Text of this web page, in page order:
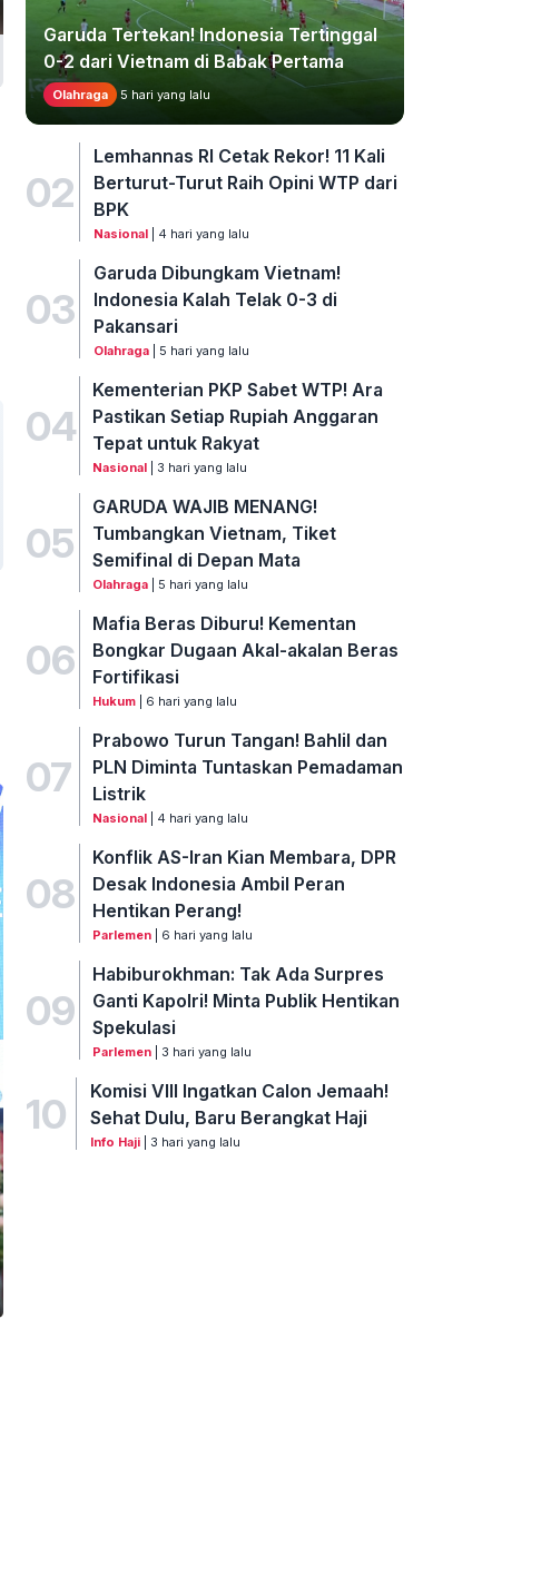
Garuda Tertekan! Indonesia Tertinggal
0-2 dari Vietnam di Babak Pertama
Olahraga 5 hari yang lalu
02
Lemhannas RI Cetak Rekor! 11 Kali
Berturut-Turut Raih Opini WTP dari
BPK
Nasional| 4 hari yang lalu
03
Garuda Dibungkam Vietnam!
Indonesia Kalah Telak 0-3 di
Pakansari
Olahraga| 5 hari yang lalu
04
Kementerian PKP Sabet WTP! Ara
Pastikan Setiap Rupiah Anggaran
Tepat untuk Rakyat
Nasional | 3 hari yang lalu
05
GARUDA WAJIB MENANG!
Tumbangkan Vietnam, Tiket
Semifinal di Depan Mata
Olahraga | 5 hari yang lalu
06
Mafia Beras Diburu! Kementan
Bongkar Dugaan Akal-akalan Beras
Fortifikasi
Hukum | 6 hari yang lalu
07
Prabowo Turun Tangan! Bahlil dan
PLN Diminta Tuntaskan Pemadaman
Listrik
Nasional | 4 hari yang lalu
08
Konflik AS-Iran Kian Membara, DPR
Desak Indonesia Ambil Peran
Hentikan Perang!
Parlemen | 6 hari yang lalu
09
Habiburokhman: Tak Ada Surpres
Ganti Kapolri! Minta Publik Hentikan
Spekulasi
Parlemen | 3 hari yang lalu
10
Komisi VIII Ingatkan Calon Jemaah!
Sehat Dulu, Baru Berangkat Haji
Info Haji| 3 hari yang lalu